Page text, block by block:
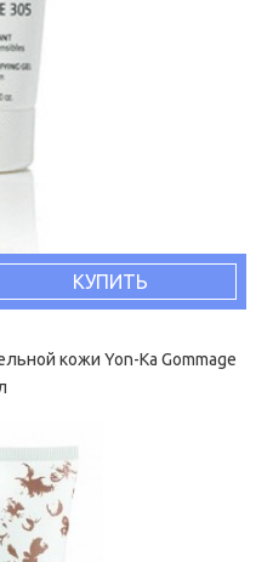
КУПИТЬ
кожи Yon-Ka Gommage